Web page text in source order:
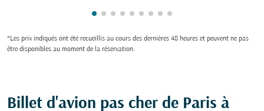
Showing cmp-pagination-showing-
Showing cmp-pagination-showing-
Showing cmp-pagination-
Showing cmp-pagination-
Showing cmp-pagination-
Showing cmp-pagination-
Showing cmp-
Showing cmp-
Showing cmp-
*Les prix indiqués ont été recueillis au cours des dernières 48 heures et peuvent ne pas
être disponibles au moment de la réservation.
Billet d'avion pas cher de Paris à